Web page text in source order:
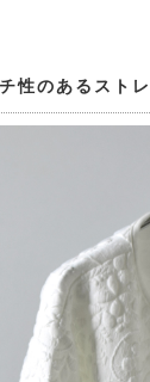
性のあるスト